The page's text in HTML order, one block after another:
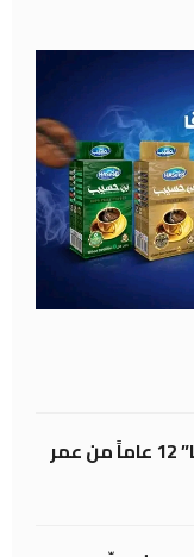
كابوس النتائج.. حين تختزل “البكالوريا” 12 عاماً من عمر